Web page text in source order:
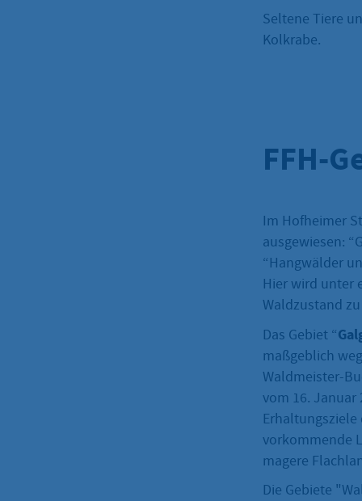
Seltene Tiere
Kolkrabe.
FFH-
Im Hofheimer
ausgewiesen:
“Hangwälder
Hier wird unter
Waldzustand
Das Gebiet “
maßgeblich
Waldmeister-
vom 16. Januar
vorkommende
magere
Die Gebiete